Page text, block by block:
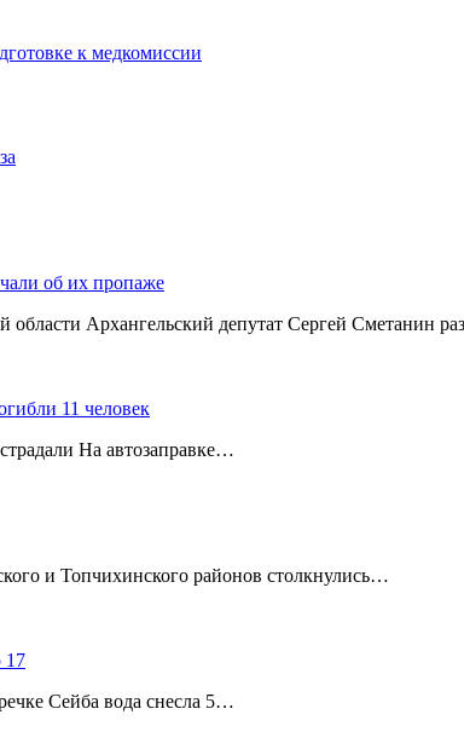
к медкомиссии
об их пропаже
области Архангельский депутат Сергей Сметанин
11 человек
На автозаправке…
и Топчихинского районов столкнулись…
17
Сейба вода снесла 5…